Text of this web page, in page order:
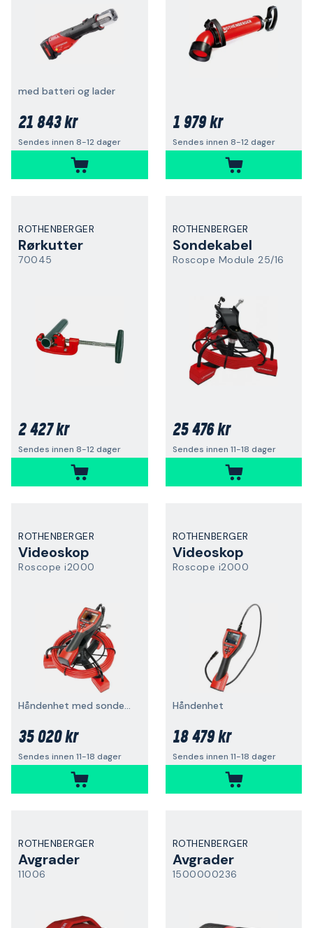
med batteri og lader
21 843 kr
Sendes innen 8-12 dager
1 979 kr
Sendes innen 8-12 dager
ROTHENBERGER
Rørkutter
70045
2 427 kr
Sendes innen 8-12 dager
ROTHENBERGER
Sondekabel
Roscope Module 25/16
25 476 kr
Sendes innen 11-18 dager
ROTHENBERGER
Videoskop
Roscope i2000
Håndenhet med sondekabel
35 020 kr
Sendes innen 11-18 dager
ROTHENBERGER
Videoskop
Roscope i2000
Håndenhet
18 479 kr
Sendes innen 11-18 dager
ROTHENBERGER
Avgrader
11006
ROTHENBERGER
Avgrader
1500000236